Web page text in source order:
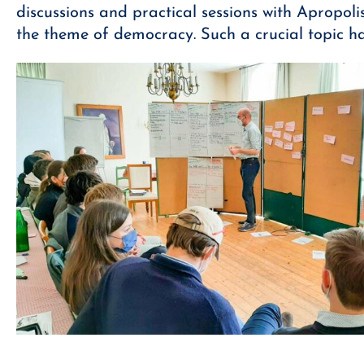
discussions and practical sessions with
the theme of democracy. Such a crucial topic